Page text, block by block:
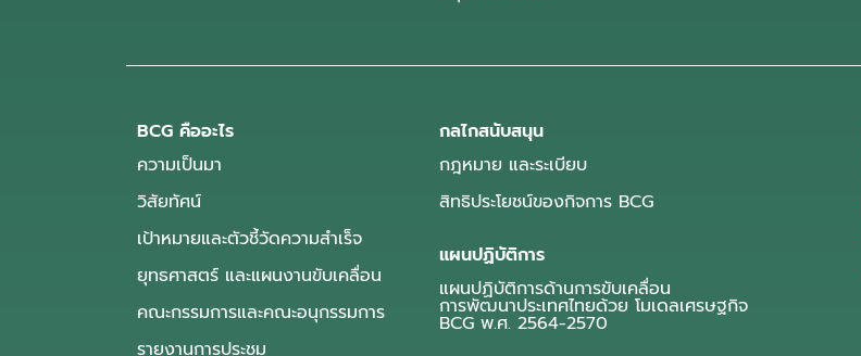
BCG คืออะไร
ความเป็นมา
วิสัยทัศน์
เป้าหมายและตัวชี้วัดความสำเร็จ
ยุทธศาสตร์ และแผนงานขับเคลื่อน
คณะกรรมการและคณะอนุกรรมการ
รายงานการประชุม
กลไกสนับสนุน
กฎหมาย และระเบียบ
สิทธิประโยชน์ของกิจการ BCG
แผนปฏิบัติการ
แผนปฏิบัติการด้านการขับเคลื่อน
การพัฒนาประเทศไทยด้วย โมเดลเศรษฐกิจ
BCG พ.ศ. 2564-2570